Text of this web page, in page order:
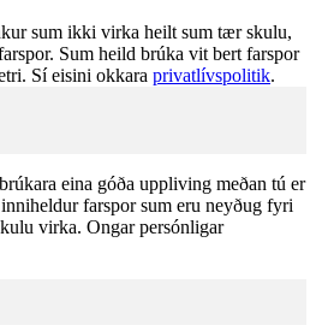
sum ikki virka heilt sum tær skulu,
Sum heild brúka vit bert farspor
Sí eisini okkara privatlívspolitik.
eina góða uppliving meðan tú er
farspor sum eru neyðug fyri
virka. Ongar persónligar